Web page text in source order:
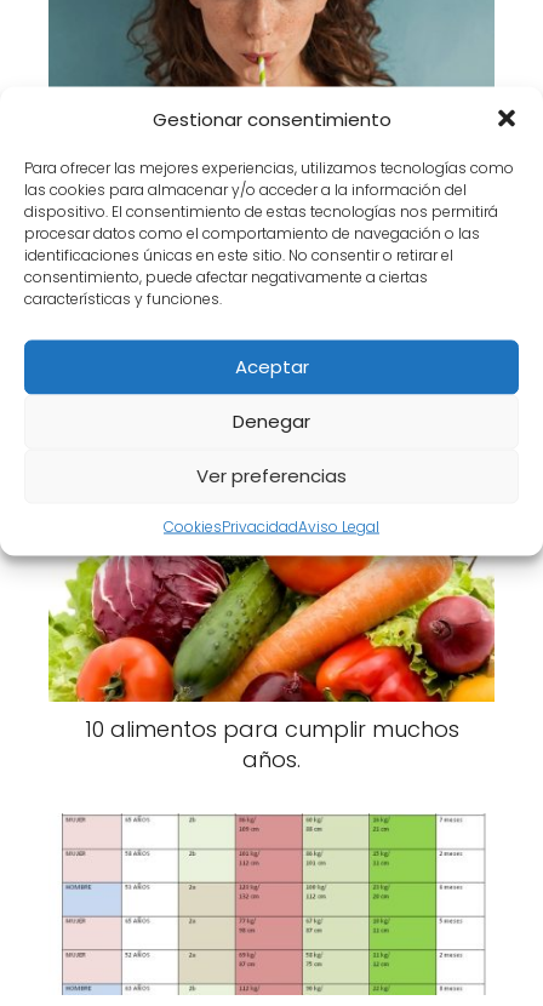
Gestionar consentimiento
Para ofrecer las mejores experiencias, utilizamos tecnologías como
las cookies para almacenar y/o acceder a la información del
dispositivo. El consentimiento de estas tecnologías nos permitirá
procesar datos como el comportamiento de navegación o las
identificaciones únicas en este sitio. No consentir o retirar el
consentimiento, puede afectar negativamente a ciertas
características y funciones.
Aceptar
Denegar
Ver preferencias
CookiesPrivacidadAviso Legal
Necesito depurarme.
Dieta proteinada on line: a través de
QOOLIFE.
10 alimentos para cumplir muchos
años.